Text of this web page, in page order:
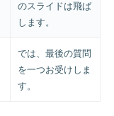
のスライドは飛ば
します。
では、最後の質問
を一つお受けしま
す。